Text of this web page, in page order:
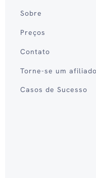
Sobre
Preços
Contato
Torne-se um afiliado
Casos de Sucesso